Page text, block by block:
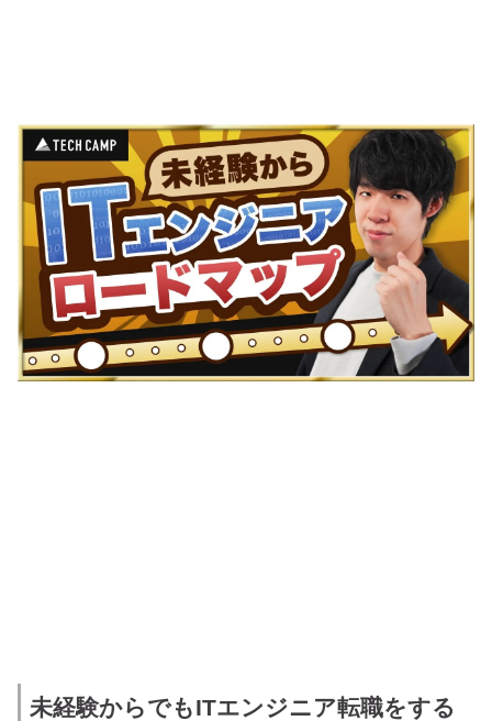
未経験からでもITエンジニア転職をする